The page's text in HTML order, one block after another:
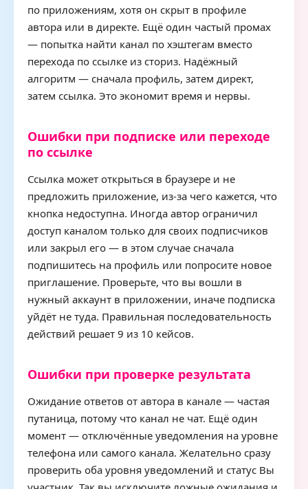
по приложениям, хотя он скрыт в профиле
автора или в директе. Ещё один частый промах
— попытка найти канал по хэштегам вместо
перехода по ссылке из сториз. Надёжный
алгоритм — сначала профиль, затем директ,
затем ссылка. Это экономит время и нервы.
Ошибки при подписке или переходе
по ссылке
Ссылка может открыться в браузере и не
предложить приложение, из-за чего кажется, что
кнопка недоступна. Иногда автор ограничил
доступ каналом только для своих подписчиков
или закрыл его — в этом случае сначала
подпишитесь на профиль или попросите новое
приглашение. Проверьте, что вы вошли в
нужный аккаунт в приложении, иначе подписка
уйдёт не туда. Правильная последовательность
действий решает 9 из 10 кейсов.
Ошибки при проверке результата
Ожидание ответов от автора в канале — частая
путаница, потому что канал не чат. Ещё один
момент — отключённые уведомления на уровне
телефона или самого канала. Желательно сразу
проверить оба уровня уведомлений и статус Вы